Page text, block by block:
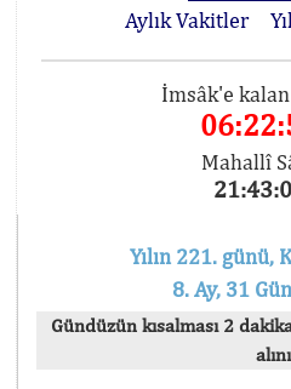
Aylık Vakitler
İmsâk'e
Mahallî
Yılın 221. günü,
8. Ay, 31
Gündüzün kısalması 2